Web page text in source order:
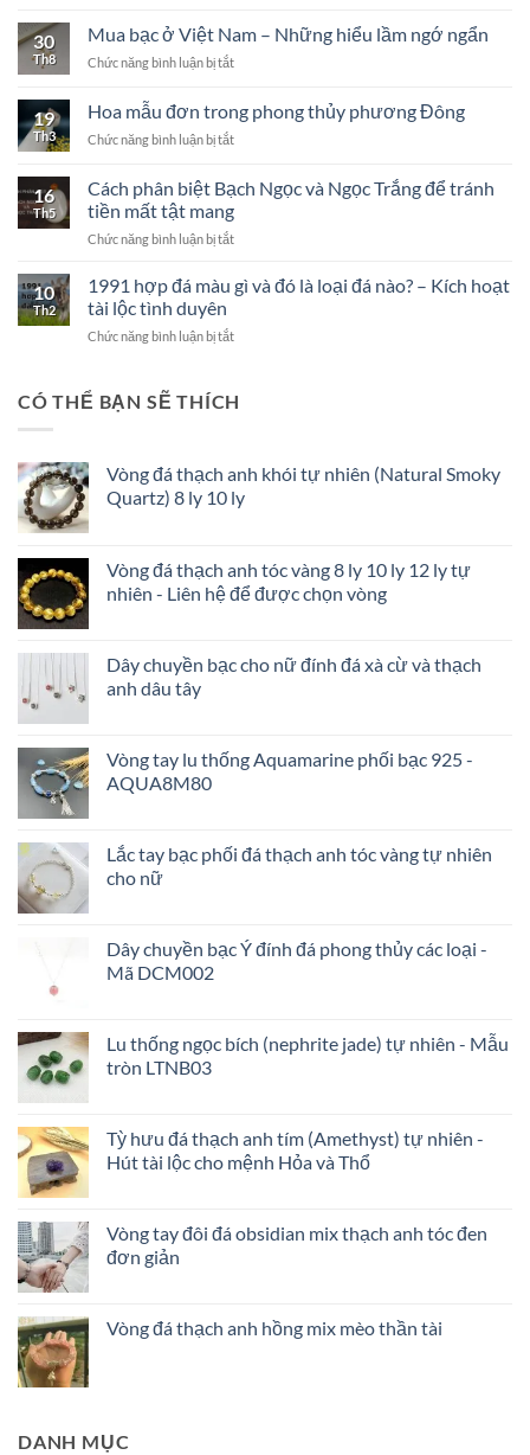
Chân
Thật
Ni
Pad
Hum
gì?
30
Th8
Mua bạc ở Việt Nam – Những hiểu lầm ngớ ngẩn
Chức năng bình luận bị tắtở
ở
Việt
hiểu
lầm
ngẩn
19
Th3
Hoa mẫu đơn trong phong thủy phương Đông
Chức năng bình luận bị tắtở
đơn
trong
phong
phương
Đông
16
Th5
Cách phân biệt Bạch Ngọc và Ngọc Trắng để tránh
tiền mất tật mang
Chức năng bình luận bị tắtở
phân
biệt
Ngọc
Trắng
mất
tật
10
Th2
1991 hợp đá màu gì và đó là loại đá nào? – Kích hoạt
tài lộc tình duyên
Chức năng bình luận bị tắtở
đá
đó
là
–
Kích
tình
CÓ THỂ BẠN SẼ THÍCH
Vòng đá thạch anh khói tự nhiên (Natural Smoky
Quartz) 8 ly 10 ly
Vòng đá thạch anh tóc vàng 8 ly 10 ly 12 ly tự
nhiên - Liên hệ để được chọn vòng
Dây chuyền bạc cho nữ đính đá xà cừ và thạch
anh dâu tây
Vòng tay lu thống Aquamarine phối bạc 925 -
AQUA8M80
Lắc tay bạc phối đá thạch anh tóc vàng tự nhiên
cho nữ
Dây chuyền bạc Ý đính đá phong thủy các loại -
Mã DCM002
Lu thống ngọc bích (nephrite jade) tự nhiên - Mẫu
tròn LTNB03
Tỳ hưu đá thạch anh tím (Amethyst) tự nhiên -
Hút tài lộc cho mệnh Hỏa và Thổ
Vòng tay đôi đá obsidian mix thạch anh tóc đen
đơn giản
Vòng đá thạch anh hồng mix mèo thần tài
DANH MỤC